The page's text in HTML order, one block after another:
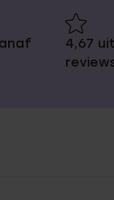
4,67